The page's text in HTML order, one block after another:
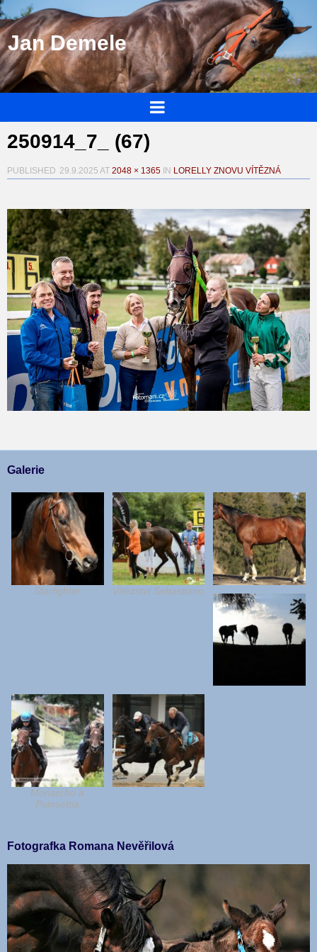
Jan Demele
250914_7_ (67)
PUBLISHED 29.9.2025 AT 2048 × 1365 IN LORELLY ZNOVU VÍTĚZNÁ
Galerie
Starfighter Vítězství Sebastiano
Monarcho a
Poinsettia
Fotografka Romana Nevěřilová